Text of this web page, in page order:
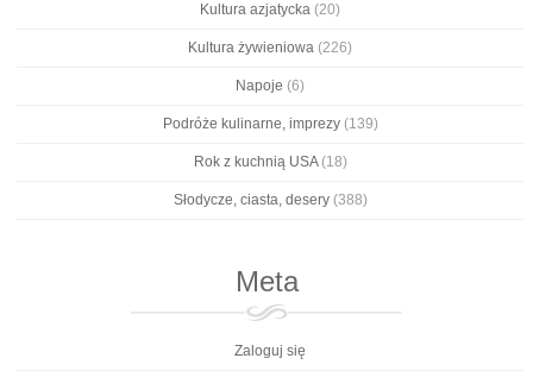
Kultura azjatycka (20)
Kultura żywieniowa (226)
Napoje (6)
Podróże kulinarne, imprezy(139)
Rok z kuchnią USA(18)
Słodycze, ciasta, desery(388)
Meta
Zaloguj się